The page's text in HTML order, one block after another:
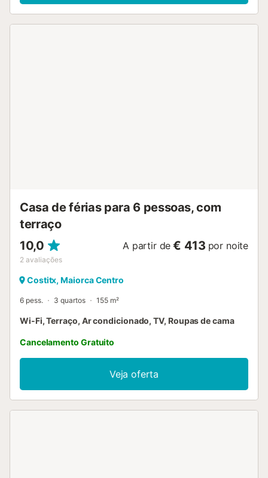
berço para bebés. Este alojamento dispõe de uma piscina
Casa de férias para 6 pessoas, com
terraço
10,0
2 avaliações
A partir de € 413 por noite
Costitx, Maiorca Centro
6 pess. 3 quartos 155 m²
Wi-Fi, Terraço, Ar condicionado, TV, Roupas de cama
Cancelamento Gratuito
Veja oferta